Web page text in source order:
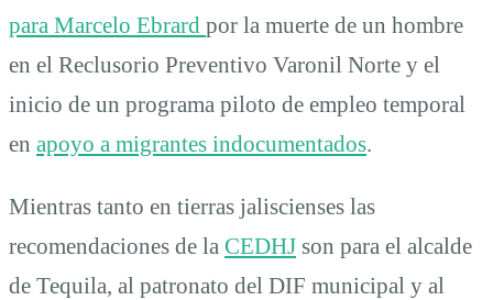
para Marcelo Ebrard por la muerte de un hombre
en el Reclusorio Preventivo Varonil Norte y el
inicio de un programa piloto de empleo temporal
en apoyo a migrantes indocumentados.
Mientras tanto en tierras jaliscienses las
recomendaciones de la CEDHJ son para el alcalde
de Tequila, al patronato del DIF municipal y al